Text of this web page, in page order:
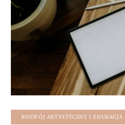
ROZWÓJ ARTYSTYCZNY I EDUKACJA